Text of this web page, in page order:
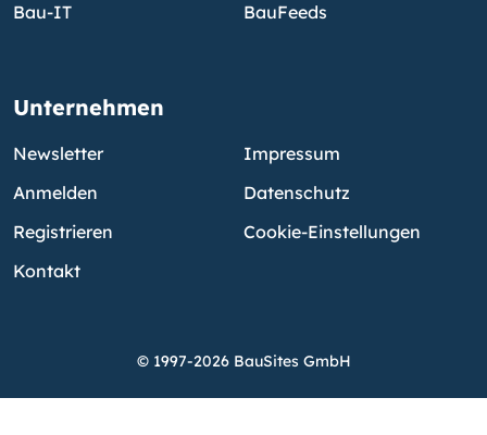
Bau-IT
BauFeeds
Unternehmen
Newsletter
Anmelden
Registrieren
Kontakt
Impressum
Datenschutz
Cookie-Einstellungen
© 1997-2026 BauSites GmbH